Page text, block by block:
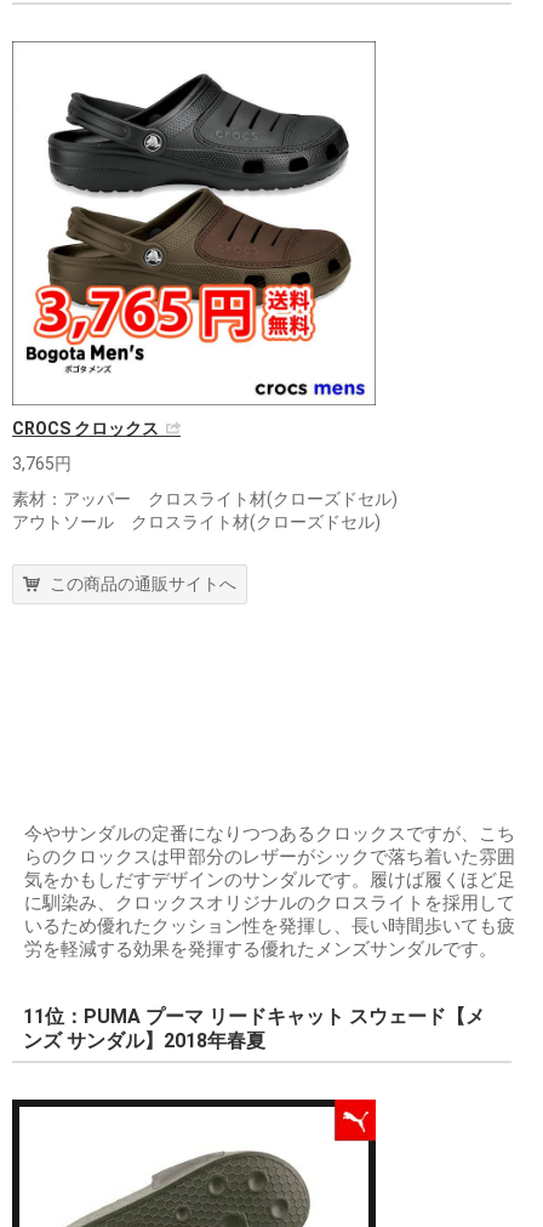
CROCS クロックス
3,765円
素材：アッパー クロスライト材(クローズドセル)
アウトソール クロスライト材(クローズドセル)
この商品の通販サイトへ
今やサンダルの定番になりつつあるクロックスですが、こち
らのクロックスは甲部分のレザーがシックで落ち着いた雰囲
気をかもしだすデザインのサンダルです。履けば履くほど足
に馴染み、クロックスオリジナルのクロスライトを採用して
いるため優れたクッション性を発揮し、長い時間歩いても疲
労を軽減する効果を発揮する優れたメンズサンダルです。
11位：PUMA プーマ リードキャット スウェード【メ
ンズ サンダル】2018年春夏